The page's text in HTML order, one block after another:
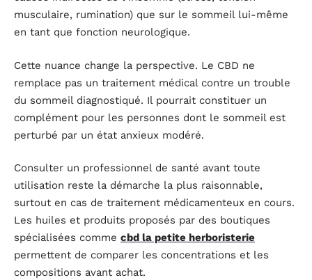
musculaire, rumination) que sur le sommeil lui-même
en tant que fonction neurologique.
Cette nuance change la perspective. Le CBD ne
remplace pas un traitement médical contre un trouble
du sommeil diagnostiqué. Il pourrait constituer un
complément pour les personnes dont le sommeil est
perturbé par un état anxieux modéré.
Consulter un professionnel de santé avant toute
utilisation reste la démarche la plus raisonnable,
surtout en cas de traitement médicamenteux en cours.
Les huiles et produits proposés par des boutiques
spécialisées comme cbd la petite herboristerie
permettent de comparer les concentrations et les
compositions avant achat.